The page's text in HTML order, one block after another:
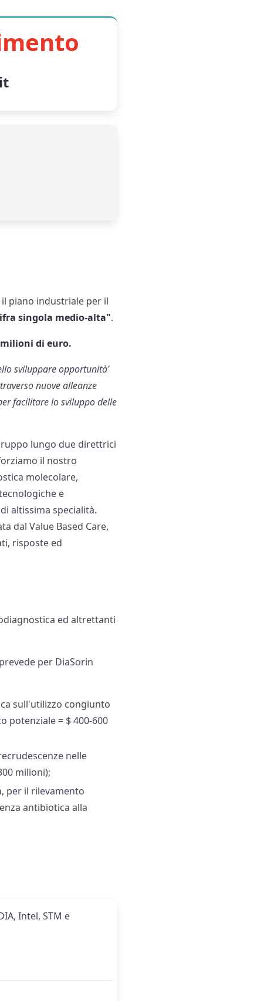
piano industriale per il
singola medio-alta".
di euro.
sviluppare opportunità'
nuove alleanze
facilitare lo sviluppo delle
lungo due direttrici
il nostro
molecolare,
e
altissima specialità.
dal Value Based Care,
risposte ed
ed altrettanti
per DiaSorin
sull'utilizzo congiunto
potenziale = $ 400-600
nelle
milioni);
per il rilevamento
antibiotica alla
Intel, STM e